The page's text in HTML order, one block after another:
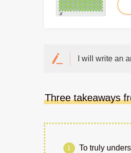
I will write an
Three takeaways
To truly